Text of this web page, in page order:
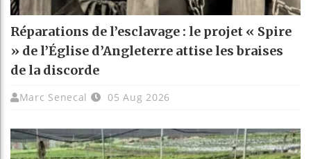
Réparations de l’esclavage : le projet « Spire
» de l’Église d’Angleterre attise les braises
de la discorde
Marc Senecal 05 Aug 2026